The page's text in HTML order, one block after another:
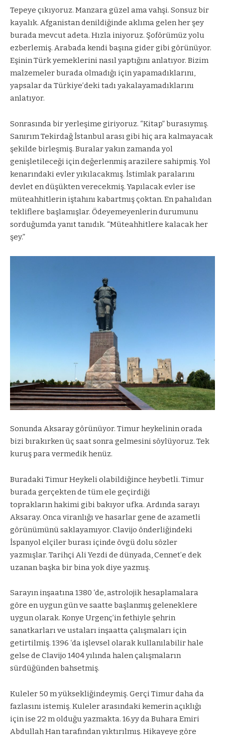
Tepeye çıkıyoruz. Manzara güzel ama vahşi. Sonsuz bir
kayalık. Afganistan denildiğinde aklıma gelen her şey
burada mevcut adeta. Hızla iniyoruz. Şoförümüz yolu
ezberlemiş. Arabada kendi başına gider gibi görünüyor.
Eşinin Türk yemeklerini nasıl yaptığını anlatıyor. Bizim
malzemeler burada olmadığı için yapamadıklarını,
yapsalar da Türkiye’deki tadı yakalayamadıklarını
anlatıyor.
Sonrasında bir yerleşime giriyoruz. “Kitap” burasıymış.
Sanırım Tekirdağ İstanbul arası gibi hiç ara kalmayacak
şekilde birleşmiş. Buralar yakın zamanda yol
genişletileceği için değerlenmiş arazilere sahipmiş. Yol
kenarındaki evler yıkılacakmış. İstimlak paralarını
devlet en düşükten verecekmiş. Yapılacak evler ise
müteahhitlerin iştahını kabartmış çoktan. En pahalıdan
tekliflere başlamışlar. Ödeyemeyenlerin durumunu
sorduğumda yanıt tanıdık. “Müteahhitlere kalacak her
şey.”
Sonunda Aksaray görünüyor. Timur heykelinin orada
bizi bırakırken üç saat sonra gelmesini söylüyoruz. Tek
kuruş para vermedik henüz.
Buradaki Timur Heykeli olabildiğince heybetli. Timur
burada gerçekten de tüm ele geçirdiği
toprakların hakimi gibi bakıyor ufka. Ardında sarayı
Aksaray. Onca viranlığı ve hasarlar gene de azametli
görünümünü saklayamıyor. Clavijo önderliğindeki
İspanyol elçiler burası içinde övgü dolu sözler
yazmışlar. Tarihçi Ali Yezdi de dünyada, Cennet’e dek
uzanan başka bir bina yok diye yazmış.
Sarayın inşaatına 1380 ‘de, astrolojik hesaplamalara
göre en uygun gün ve saatte başlanmış geleneklere
uygun olarak. Konye Urgenç’in fethiyle şehrin
sanatkarları ve ustaları inşaatta çalışmaları için
getirtilmiş. 1396 ‘da işlevsel olarak kullanılabilir hale
gelse de Clavijo 1404 yılında halen çalışmaların
sürdüğünden bahsetmiş.
Kuleler 50 m yüksekliğindeymiş. Gerçi Timur daha da
fazlasını istemiş. Kuleler arasındaki kemerin açıklığı
için ise 22 m olduğu yazmakta. 16.yy da Buhara Emiri
Abdullah Han tarafından yıktırılmış. Hikayeye göre